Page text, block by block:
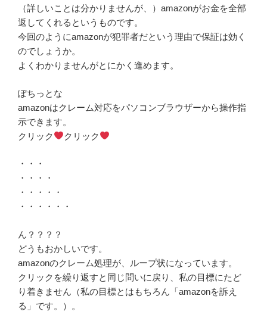
（詳しいことは分かりませんが、）amazonがお金を全部
返してくれるというものです。
今回のようにamazonが犯罪者だという理由で保証は効く
のでしょうか。
よくわかりませんがとにかく進めます。
ぽちっとな
amazonはクレーム対応をパソコンブラウザーから操作指
示できます。
クリック
クリック
・・・
・・・・
・・・・・
・・・・・・
ん？？？？
どうもおかしいです。
amazonのクレーム処理が、ループ状になっています。
クリックを繰り返すと同じ問いに戻り、私の目標にたど
り着きません（私の目標とはもちろん「amazonを訴え
る」です。）。